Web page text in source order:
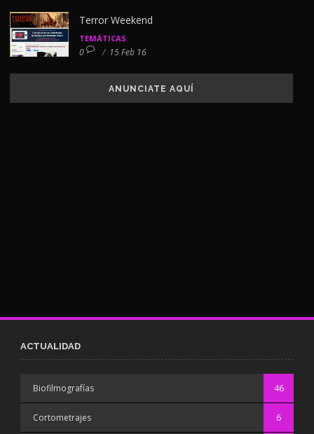
Terror Weekend
TEMÁTICAS
0 / 15 Feb 16
ANUNCIATE AQUÍ
ACTUALIDAD
Biofilmografías 46
Cortometrajes 6